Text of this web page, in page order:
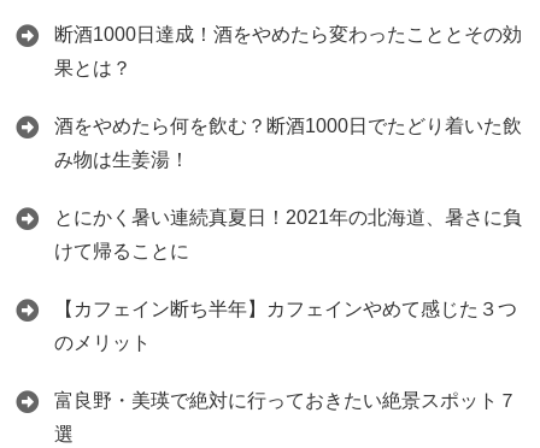
断酒1000日達成！酒をやめたら変わったこととその効
果とは？
酒をやめたら何を飲む？断酒1000日でたどり着いた飲
み物は生姜湯！
とにかく暑い連続真夏日！2021年の北海道、暑さに負
けて帰ることに
【カフェイン断ち半年】カフェインやめて感じた３つ
のメリット
富良野・美瑛で絶対に行っておきたい絶景スポット７
選